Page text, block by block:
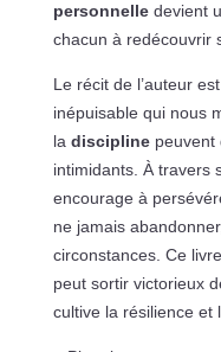
personnelledevient
chacun à redécouvrir
Le récit de l’auteur
inépuisable qui nous
la disciplinepeuvent
intimidants. À travers
encourage à
ne jamais
circonstances. Ce
peut sortir victorieux
cultive la résilience et